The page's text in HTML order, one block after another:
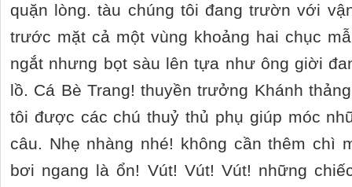
quặn lòng. tàu chúng tôi đang trườn với
trước mặt cả một vùng khoảng hai chục
ngắt nhưng bọt sàu lên tựa như ông giời
lồ. Cá Bè Trang! thuyền trưởng Khánh
tôi được các chú thuỷ thủ phụ giúp móc
câu. Nhẹ nhàng nhé! không cần thêm chì
bơi ngang là ổn! Vút! Vút! Vút! những